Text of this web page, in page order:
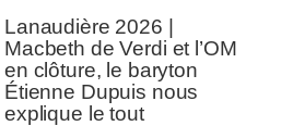
Lanaudière 2026 |
Macbeth de Verdi et l’OM
en clôture, le baryton
Étienne Dupuis nous
explique le tout